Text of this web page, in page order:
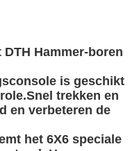
achter
terug!
Hammer-boren
is geschikt
trekken en
en verbeteren de
het 6X6 speciale